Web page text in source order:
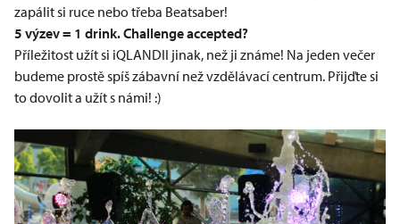
zapálit si ruce nebo třeba Beatsaber!
5 výzev = 1 drink. Challenge accepted?
Příležitost užít si iQLANDII jinak, než ji známe! Na jeden večer
budeme prostě spíš zábavní než vzdělávací centrum. Přijďte si
to dovolit a užít s námi! :)